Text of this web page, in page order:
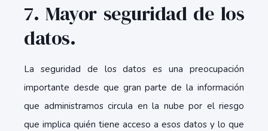
7. Mayor seguridad de los
datos.
La seguridad de los datos es una preocupación
importante desde que gran parte de la información
que administramos circula en la nube por el riesgo
que implica quién tiene acceso a esos datos y lo que